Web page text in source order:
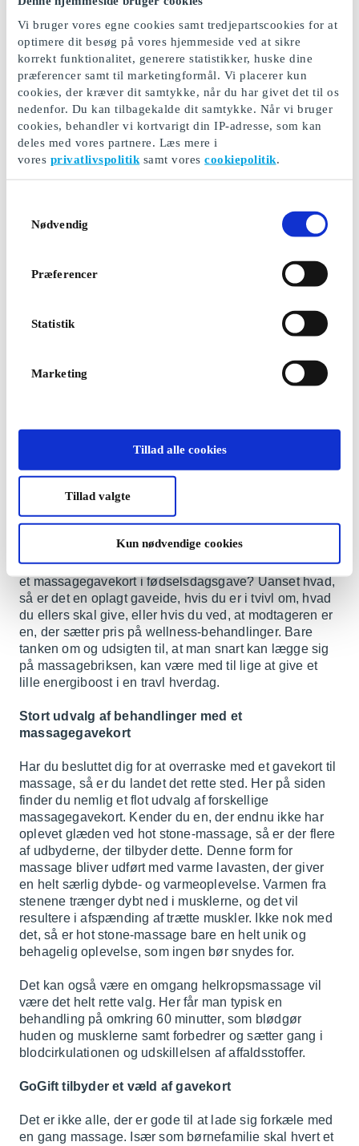
Vi bruger vores egne cookies samt tredjepartscookies for at
optimere dit besøg på vores hjemmeside ved at sikre
korrekt funktionalitet, generere statistikker, huske dine
præferencer samt til marketingformål. Vi placerer kun
cookies, der kræver dit samtykke, når du har givet det til os
nedenfor. Du kan tilbagekalde dit samtykke. Når vi bruger
cookies, behandler vi kortvarigt din IP-adresse, som kan
deles med vores partnere. Læs mere i
vores privatlivspolitik samt vorescookiepolitik.
Nødvendig
Præferencer
Statistik
Marketing
Tillad alle cookies
Tillad valgte
Kun nødvendige cookies
I dag er wellness-behandlinger en ting, der i højere og
højere grad bliver prioriteret blandt især kvinder, men i
nogen grad også mænd. Begrebet wellness indebærer
selvforkælelse på mange forskellige måder. Det kan
være i form af ansigtsbehandlinger og afslapning i
forskellige, termiske bade, men det kan også være på
andre måder ved fx mental afstresning eller en bestemt
form for træning. Men wellness betyder for rigtig mange
også massage. Ansigtsmassage, rygmassage, hot
stone-massage, afspændingsmassage og så videre.
Der findes et væld af forskellige typer af massage, og
massagegavekort til en, du holder af. Det er de
færreste mennesker, der ikke vil sætte pris på en god
Det er ikke altid nemt at få en massagetid klemt ind i
fritidsinteresser, tøjvask og madlavning skal gå op i en
højere enhed. For med kun 24 timer i døgnet, så
og give sig selv lov til at slappe af med fx en god gang
massage. Det kan være den rette måde at samle
hektiske hverdag.
En ting, der helt sikkert kan få både krop og sind helt
selv, du har tænkt dig at forkæle, så overrask eventuelt
din bedre halvdel, eller måske din mor vil sætte pris på
et massagegavekort i fødselsdagsgave? Uanset hvad,
så er det en oplagt gaveide, hvis du er i tvivl om, hvad
du ellers skal give, eller hvis du ved, at modtageren er
en, der sætter pris på wellness-behandlinger. Bare
tanken om og udsigten til, at man snart kan lægge sig
på massagebriksen, kan være med til lige at give et
lille energiboost i en travl hverdag.
Stort udvalg af behandlinger med et
massagegavekort
Har du besluttet dig for at overraske med et gavekort til
massage, så er du landet det rette sted. Her på siden
finder du nemlig et flot udvalg af forskellige
massagegavekort. Kender du en, der endnu ikke har
oplevet glæden ved hot stone-massage, så er der flere
af udbyderne, der tilbyder dette. Denne form for
massage bliver udført med varme lavasten, der giver
en helt særlig dybde- og varmeoplevelse. Varmen fra
stenene trænger dybt ned i musklerne, og det vil
resultere i afspænding af trætte muskler. Ikke nok med
det, så er hot stone-massage bare en helt unik og
behagelig oplevelse, som ingen bør snydes for.
Det kan også være en omgang helkropsmassage vil
være det helt rette valg. Her får man typisk en
behandling på omkring 60 minutter, som blødgør
huden og musklerne samt forbedrer og sætter gang i
blodcirkulationen og udskillelsen af affaldsstoffer.
GoGift tilbyder et væld af gavekort
Det er ikke alle, der er gode til at lade sig forkæle med
en gang massage. Især som børnefamilie skal hvert et